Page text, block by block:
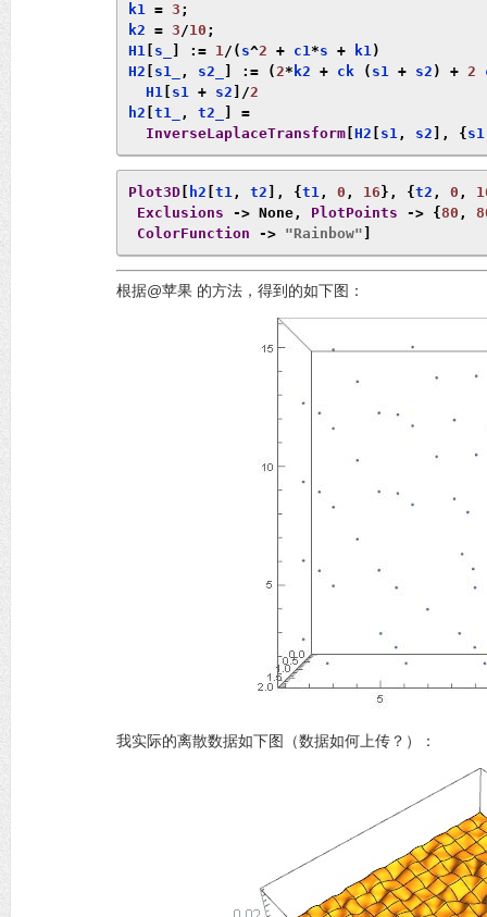
k1 = 3 ;
k2 = 3/10 ;
H1 s_ := 1/( s^2 + c1*s + k1)
H2
s1_ , s2_ := (2* k2 + ck ( s1 + s2 ) + 2
  H1
s1 + s2 ]/2
h2 t1_ , t2_
=
InverseLaplaceTransform H2 s1 , s2 ], { s1
Plot3D h2 t1 , t2 ], { t1 , 0 , 16 }, { t2 , 0 ,
Exclusions
-> None , PlotPoints -> { 80 ,
ColorFunction
-> "Rainbow"
根据@苹果 的方法，得到的如下图：
我实际的离散数据如下图（数据如何上传？）：